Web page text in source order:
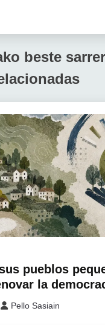
beste
pueblos
la
Pello Sasiain